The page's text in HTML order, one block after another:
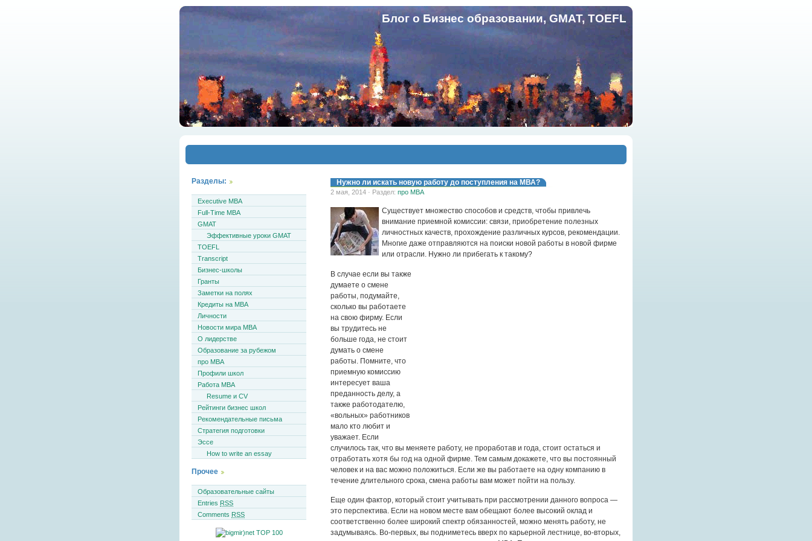
Блог о Бизнес образовании, GMAT, TOEFL
Нужно ли искать новую работу до поступления на МВА?
2 мая, 2014 · Раздел: про MBA
Существует множество способов и средств, чтобы привлечь
внимание приемной комиссии: связи, приобретение полезных
личностных качеств, прохождение различных курсов, рекомендации.
Многие даже отправляются на поиски новой работы в новой фирме
или отрасли. Нужно ли прибегать к такому?
В случае если вы также
думаете о смене
работы, подумайте,
сколько вы работаете
на свою фирму. Если
вы трудитесь не
больше года, не стоит
думать о смене
работы. Помните, что
приемную комиссию
интересует ваша
преданность делу, а
также работодателю,
«вольных» работников
мало кто любит и
уважает. Если
случилось так, что вы меняете работу, не проработав и года, стоит остаться и
отработать хотя бы год на одной фирме. Тем самым докажете, что вы постоянный
человек и на вас можно положиться. Если же вы работаете на одну компанию в
течение длительного срока, смена работы вам может пойти на пользу.
Еще один фактор, который стоит учитывать при рассмотрении данного вопроса —
это перспектива. Если на новом месте вам обещают более высокий оклад и
соответственно более широкий спектр обязанностей, можно менять работу, не
задумываясь. Во-первых, вы подниметесь вверх по карьерной лестнице, во-вторых,
Разделы:
Executive MBA
Full-Time MBA
GMAT
Эффективные уроки GMAT
TOEFL
Transcript
Бизнес-школы
Гранты
Заметки на полях
Кредиты на MBA
Личности
Новости мира MBA
О лидерстве
Образование за рубежом
про MBA
Профили школ
Работа MBA
Resume и CV
Рейтинги бизнес школ
Рекомендательные письма
Стратегия подготовки
Эссе
How to write an essay
Прочее
Образовательные сайты
Entries RSS
Comments RSS